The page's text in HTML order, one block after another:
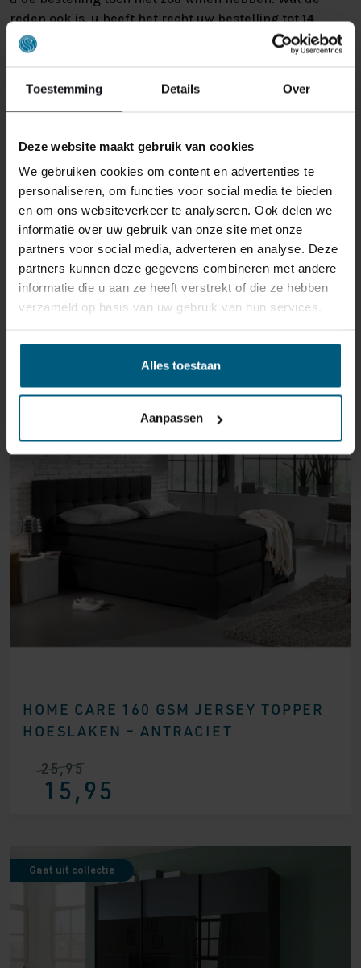
Toestemming Details Over
Deze website maakt gebruik van cookies
We gebruiken cookies om content en advertenties te
personaliseren, om functies voor social media te bieden
en om ons websiteverkeer te analyseren. Ook delen we
informatie over uw gebruik van onze site met onze
partners voor social media, adverteren en analyse. Deze
partners kunnen deze gegevens combineren met andere
informatie die u aan ze heeft verstrekt of die ze hebben
verzameld op basis van uw gebruik van hun services.
Alles toestaan
Aanpassen
reden ook is, u heeft het recht uw bestelling tot14
dagen na ontvangst zonder opgave van reden te
annuleren
. Behandel het product met zorg en zorg
Mocht het product beschadigd zijn of is de verpakking
meer beschadigd dan nodig, dan kunnen we deze
doorberekenen.
GERELATEERDE PRODUCTEN
HOME CARE 160 GSM JERSEY TOPPER
HOESLAKEN – ANTRACIET
25,95
15,95
Gaat uit collectie